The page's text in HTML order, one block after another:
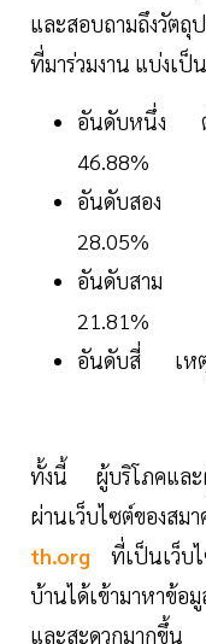
และสอบถามถึงวัตถุ
ที่มาร่วมงาน แบ่งเป็
อันดับหนึ่ง ต้
46.88%
อันดับสอง ม
28.05%
อันดับสาม
21.81%
อันดับสี่ เหตุ
ทั้งนี้ ผู้บริโภคและ
ผ่านเว็บไซต์ของส
th.org ที่เป็นเว็บ
บ้านได้เข้ามาหาข้อ
และสะดวกมากขึ้